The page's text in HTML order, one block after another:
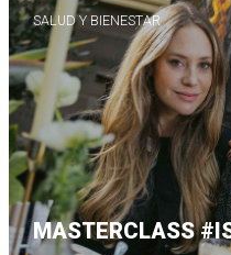
SALUD Y BIENESTAR
MASTERCLASS